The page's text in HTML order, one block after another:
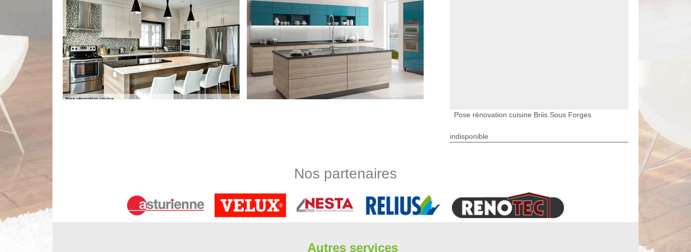
toute demande, nous sommes ouverts sur tout le département 91640 avec devis pose de cuisine gratuit et sans
Spécialiste pose de cuisine à Briis Sous Forges
Chez Limbergere rénovation, nous sommes des artisans pour réaliser la pose de cuisine dans tout 91640. Nous
fonctionnement. Professionnelle en pose de cuisine à Briis Sous Forges, notre équipe met en place un service
Pose rénovation cuisine Briis Sous Forges
indisponible
Nos partenaires
Autres services